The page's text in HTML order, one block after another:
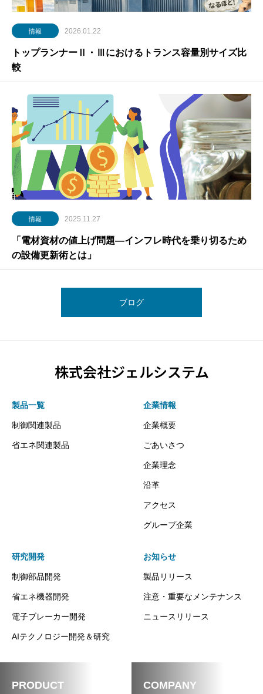
情報 2026.01.22
トップランナーⅡ・Ⅲにおけるトランス容量別サイズ比
較
情報 2025.11.27
「電材資材の値上げ問題―インフレ時代を乗り切るため
の設備更新術とは」
ブログ
株式会社ジェルシステム
製品一覧
制御関連製品
省エネ関連製品
企業情報
企業概要
ごあいさつ
企業理念
沿革
アクセス
グループ企業
研究開発
制御部品開発
省エネ機器開発
電子ブレーカー開発
AIテクノロジー開発＆研究
お知らせ
製品リリース
注意・重要なメンテナンス
ニュースリリース
PRODUCT COMPANY